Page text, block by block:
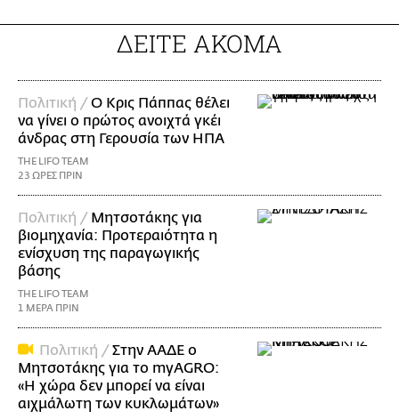
ΔΕΙΤΕ ΑΚΟΜΑ
Πολιτική /Ο Κρις Πάππας θέλει
να γίνει ο πρώτος ανοιχτά γκέι
άνδρας στη Γερουσία των ΗΠΑ
THE LIFO TEAM
23 ΩΡΕΣ ΠΡΙΝ
Πολιτική / Μητσοτάκης για
βιομηχανία: Προτεραιότητα η
ενίσχυση της παραγωγικής
βάσης
THE LIFO TEAM
1 ΜΕΡΑ ΠΡΙΝ
Πολιτική /Στην ΑΑΔΕ ο
Μητσοτάκης για το myAGRO:
«Η χώρα δεν μπορεί να είναι
αιχμάλωτη των κυκλωμάτων»